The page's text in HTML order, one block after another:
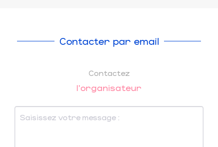
Contacter par email
Contactez
l'organisateur